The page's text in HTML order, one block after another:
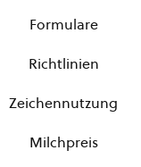
Formulare
Richtlinien
Zeichennutzung
Milchpreis